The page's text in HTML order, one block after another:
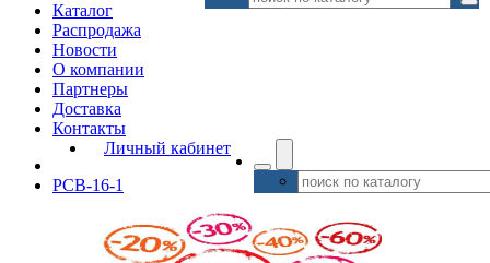
Каталог
Распродажа
Новости
О компании
Партнеры
Доставка
Контакты
Личный кабинет
РСВ-16-1